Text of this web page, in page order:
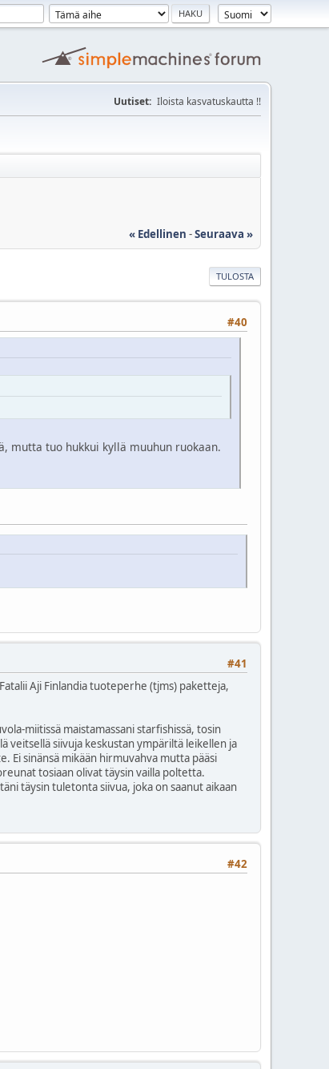
Uutiset: Iloista kasvatuskautta !!
« Edellinen -Seuraava »
TULOSTA
#40
mutta tuo hukkui kyllä muuhun ruokaan.
#41
Aji Finlandia tuoteperhe (tjms) paketteja,
miitissä maistamassani starfishissä, tosin
veitsellä siivuja keskustan ympäriltä leikellen ja
Ei sinänsä mikään hirmuvahva mutta pääsi
tosiaan olivat täysin vailla poltetta.
täysin tuletonta siivua, joka on saanut aikaan
#42